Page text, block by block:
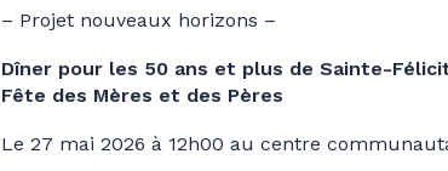
– Projet nouveaux horizons –
Dîner pour les 50 ans et plus de Sainte-
Fête des Mères et des Pères
Le 27 mai 2026 à 12h00 au centre